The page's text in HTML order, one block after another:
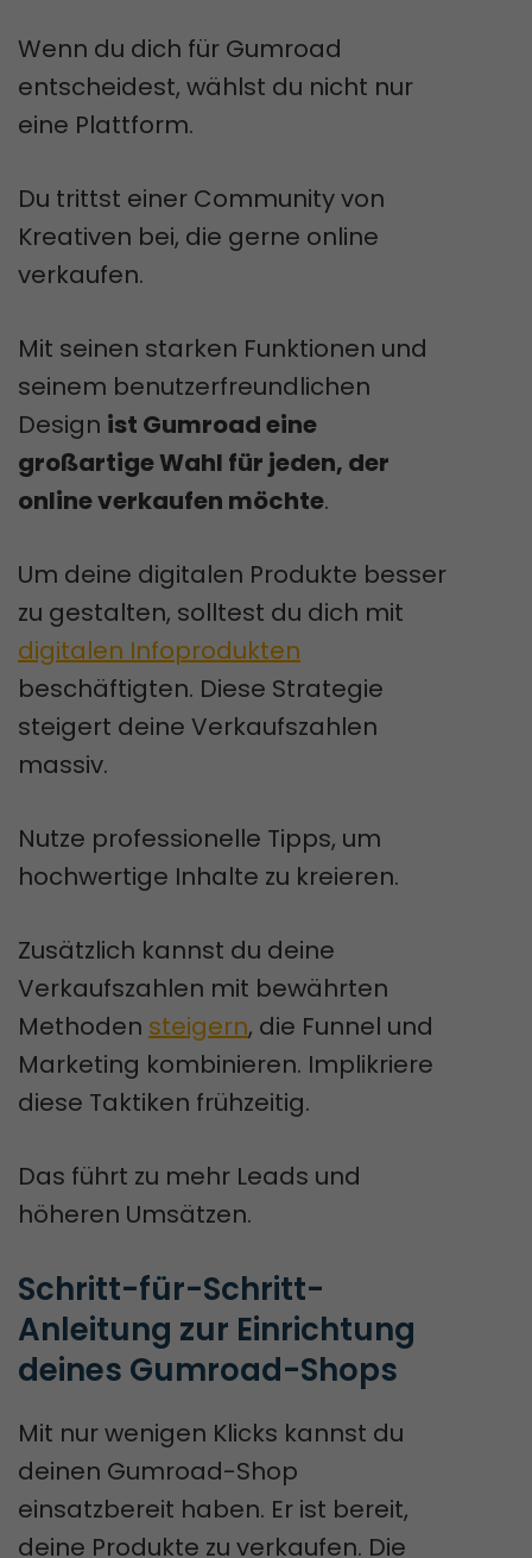
Wenn du dich für Gumroad
entscheidest, wählst du nicht nur
eine Plattform.
Du trittst einer Community von
Kreativen bei, die gerne online
verkaufen.
Mit seinen starken Funktionen und
seinem benutzerfreundlichen
Design ist Gumroad eine
großartige Wahl für jeden, der
online verkaufen möchte.
Um deine digitalen Produkte besser
zu gestalten, solltest du dich mit
digitalen Infoprodukten
beschäftigten. Diese Strategie
steigert deine Verkaufszahlen
massiv.
Nutze professionelle Tipps, um
hochwertige Inhalte zu kreieren.
Zusätzlich kannst du deine
Verkaufszahlen mit bewährten
Methoden steigern, die Funnel und
Marketing kombinieren. Implikriere
diese Taktiken frühzeitig.
Das führt zu mehr Leads und
höheren Umsätzen.
Schritt-für-Schritt-
Anleitung zur Einrichtung
deines Gumroad-Shops
Mit nur wenigen Klicks kannst du
deinen Gumroad-Shop
einsatzbereit haben. Er ist bereit,
deine Produkte zu verkaufen. Die